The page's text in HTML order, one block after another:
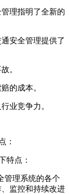
理指明了全新的
安全管理提供了
。
的成本。
业竞争力。
：
特点：
管理系统的各个
监控和持续改进